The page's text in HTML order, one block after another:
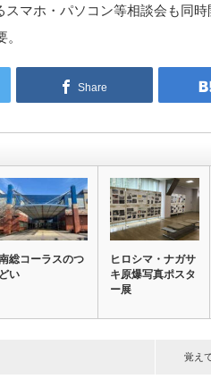
スマホ・パソコン等相談会も同
Share
総コーラスのつ
どい
ヒロシマ・ナガサ
キ原爆写真ポスタ
ー展
覚え